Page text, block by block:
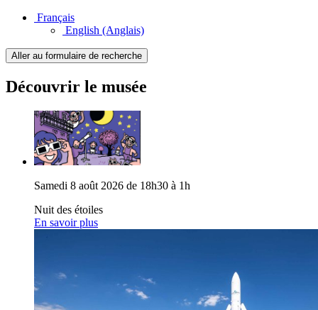
Français
English (Anglais)
Aller au formulaire de recherche
Découvrir le musée
Samedi 8 août 2026 de 18h30 à 1h
Nuit des étoiles
En savoir plus